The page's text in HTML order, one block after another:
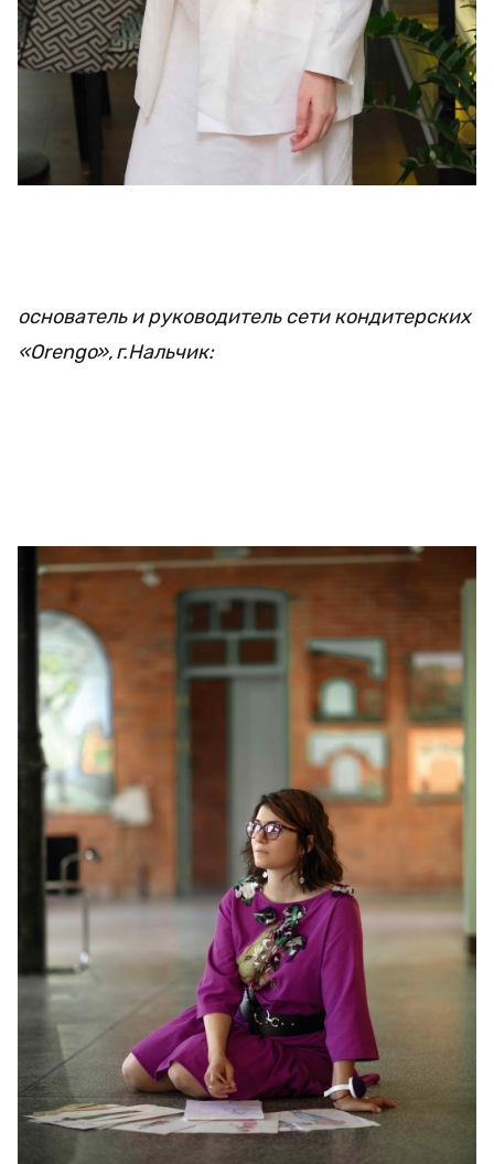
основатель и руководитель сети кондитерских
«Orengo», г.Нальчик: